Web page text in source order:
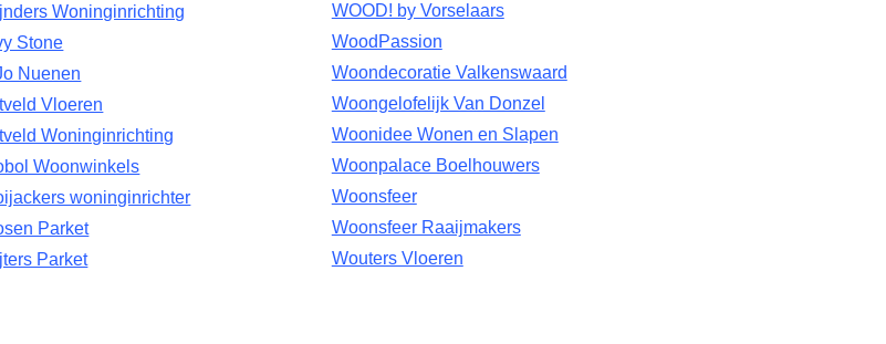
Woninginrichting
Stone
Nuenen
Vloeren
Woninginrichting
Woonwinkels
woninginrichter
Parket
Parket
WOOD! by Vorselaars
WoodPassion
Woondecoratie Valkenswaard
Woongelofelijk Van Donzel
Woonidee Wonen en Slapen
Woonpalace Boelhouwers
Woonsfeer
Woonsfeer Raaijmakers
Wouters Vloeren